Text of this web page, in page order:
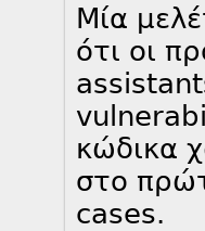
Μία
ότι οι
κώδικα
στο
cases.